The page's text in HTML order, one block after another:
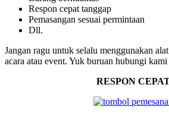
Respon cepat tanggap
Pemasangan sesuai permintaan
Dll.
Jangan ragu untuk selalu menggunakan
acara atau event. Yuk buruan hubungi kami
RESPON